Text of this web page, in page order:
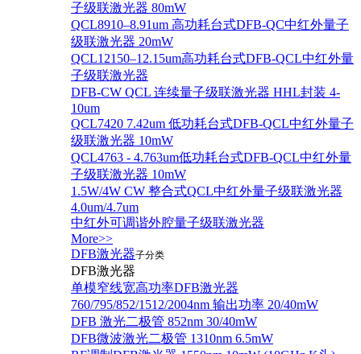
子级联激光器 80mW
QCL8910–8.91um 高功耗台式DFB-QC中红外量子
级联激光器 20mW
QCL12150–12.15um高功耗台式DFB-QCL中红外量
子级联激光器
DFB-CW QCL 连续量子级联激光器 HHL封装 4-
10um
QCL7420 7.42um 低功耗台式DFB-QCL中红外量子
级联激光器 10mW
QCL4763 - 4.763um低功耗台式DFB-QCL中红外量
子级联激光器 10mW
1.5W/4W CW 整合式QCL中红外量子级联激光器
4.0um/4.7um
中红外可调谐外腔量子级联激光器
More>>
DFB激光器子分类
DFB激光器
单模窄线宽高功率DFB激光器
760/795/852/1512/2004nm 输出功率 20/40mW
DFB 激光二极管 852nm 30/40mW
DFB微波激光二极管 1310nm 6.5mW